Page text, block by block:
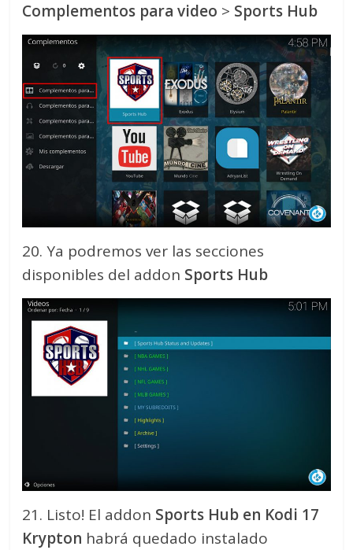
Complementos para video > Sports Hub
20. Ya podremos ver las secciones
disponibles del addon Sports Hub
21. Listo! El addon Sports Hub en Kodi 17
Krypton habrá quedado instalado